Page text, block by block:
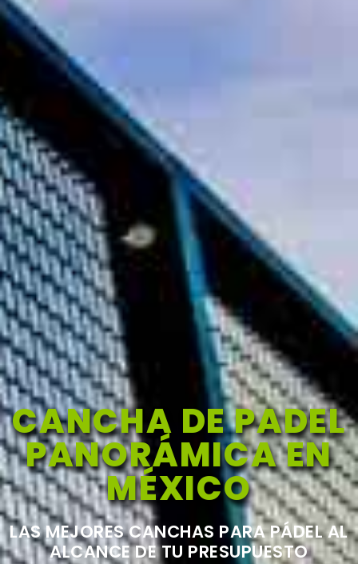
CANCHA DE PADEL
PANORÁMICA EN
MÉXICO
LAS MEJORES CANCHAS PARA PÁDEL AL
ALCANCE DE TU PRESUPUESTO